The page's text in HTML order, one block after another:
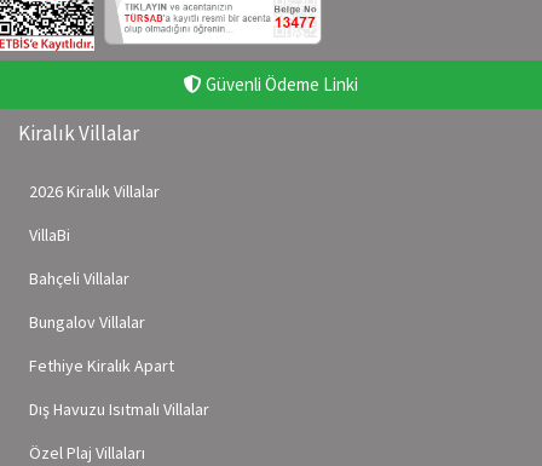
Güvenli Ödeme Linki
Kiralık Villalar
2026 Kiralık Villalar
VillaBi
Bahçeli Villalar
Bungalov Villalar
Fethiye Kiralık Apart
Dış Havuzu Isıtmalı Villalar
Özel Plaj Villaları